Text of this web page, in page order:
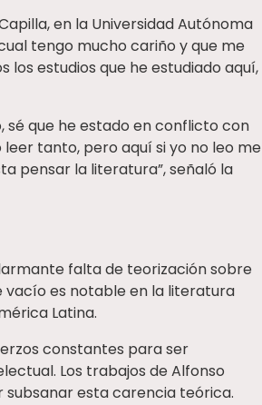
en la Universidad Autónoma
tengo mucho cariño y que me
estudios que he estudiado aquí,
sé que he estado en conflicto con
tanto, pero aquí si yo no leo me
pensar la literatura”, señaló la
falta de teorización sobre
vacío es notable en la literatura
Latina.
constantes para ser
Los trabajos de Alfonso
subsanar esta carencia teórica.